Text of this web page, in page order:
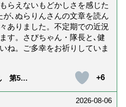
らえないもどかしさを感じた
が､ぬらりんさんの文章を読ん
ありました。不定期での近況
す。さびちゃん・隊長と､健
ね。ご多幸をお祈りしていま
第500
+6
2026-08-06